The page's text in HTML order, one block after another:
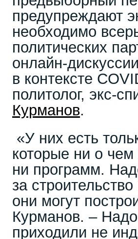
предупреждают
необходимо
политических
онлайн-
в контексте
политолог, экс-
Курманов.
«У них есть
которые ни о чем
ни программ.
за
они могут
Курманов. –
приходили не